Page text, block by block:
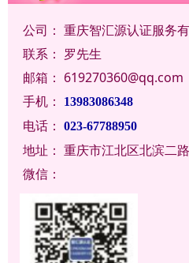
公司： 重庆智汇源认证服务
联系： 罗先生
邮箱： 619270360@qq.com
手机：
13983086348
电话： 023-67788950
地址： 重庆市江北区北滨二
微信：